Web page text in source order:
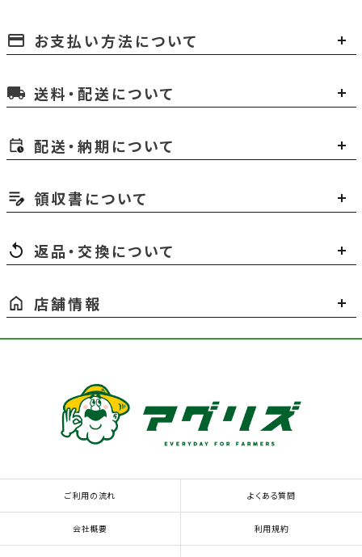
payment お支払い方法について
local_shipping 送料・配送について
配送・納期について
領収書について
返品・交換について
店舗情報
ご利用の流れ よくある質問
会社概要 利用規約